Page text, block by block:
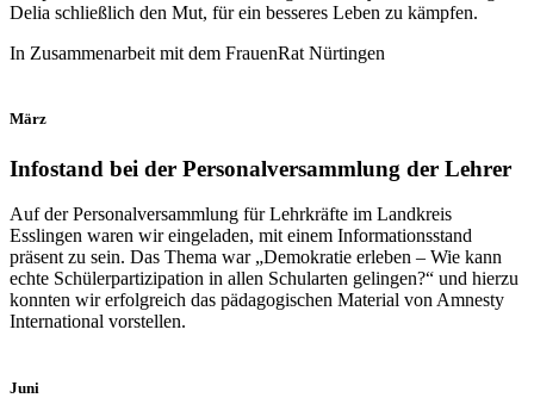
Delia schließlich den Mut, für ein besseres Leben zu kämpfen.
In Zusammenarbeit mit dem FrauenRat Nürtingen
März
Infostand bei der Personalversammlung der Lehrer
Auf der Personalversammlung für Lehrkräfte im Landkreis
Esslingen waren wir eingeladen, mit einem Informationsstand
präsent zu sein. Das Thema war „Demokratie erleben – Wie kann
echte Schülerpartizipation in allen Schularten gelingen?“ und hierzu
konnten wir erfolgreich das pädagogischen Material von Amnesty
International vorstellen.
Juni